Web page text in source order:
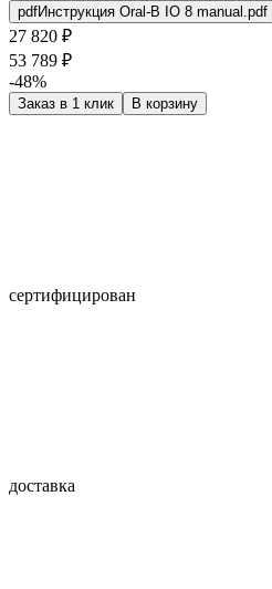
pdfИнструкция Oral-B IO 8 manual.pdf
27 820 ₽
53 789 ₽
-48%
Заказ в 1 клик В корзину
сертифицирован
доставка